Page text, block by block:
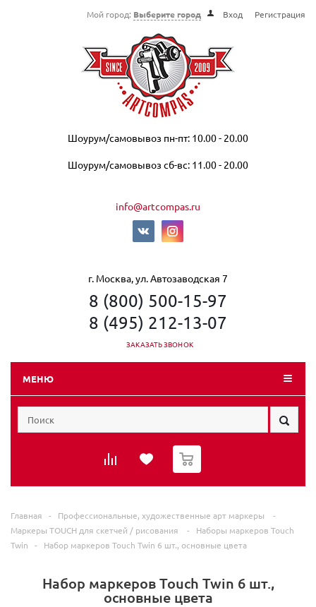
Мой город: Выберите город Вход Регистрация
Шоурум/самовывоз пн-пт: 10.00 - 20.00
Шоурум/самовывоз сб-вс: 11.00 - 20.00
info@artcompas.ru
г. Москва, ул. Автозаводская 7
8 (800) 500-15-97
8 (495) 212-13-07
ЗАКАЗАТЬ ЗВОНОК
МЕНЮ
0
Главная - Профессиональные, художественные арт маркеры
-
Маркеры TOUCH для скетчей / рисования
-
Наборы маркеров Touch
Twin
- Набор маркеров Touch Twin 6 шт., основные цвета
Набор маркеров Touch Twin 6 шт.,
основные цвета